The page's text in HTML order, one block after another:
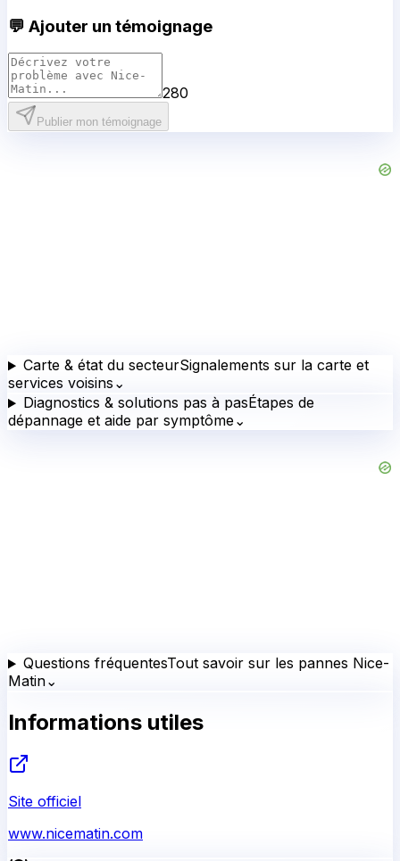
💬 Ajouter un témoignage
280
Publier mon témoignage
Carte & état du secteurSignalements sur la carte et
services voisins ⌄
Diagnostics & solutions pas à pasÉtapes de
dépannage et aide par symptôme⌄
Questions fréquentesTout savoir sur les pannes Nice-
Matin⌄
Informations utiles
Site officiel
www.nicematin.com